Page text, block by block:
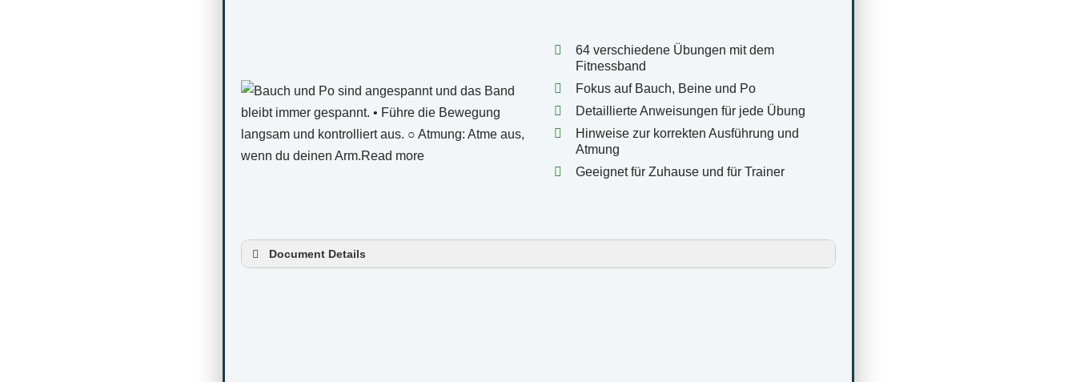
64 verschiedene Übungen mit dem
Fitnessband
Fokus auf Bauch, Beine und Po
Detaillierte Anweisungen für jede Übung
Hinweise zur korrekten Ausführung und
Atmung
Geeignet für Zuhause und für Trainer
Document Details